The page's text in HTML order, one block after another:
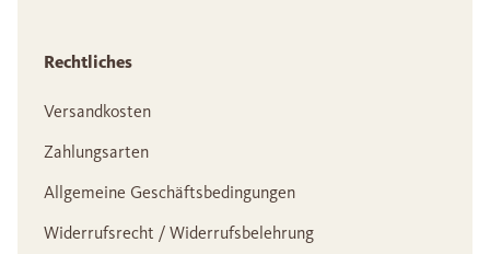
Rechtliches
Versandkosten
Zahlungsarten
Allgemeine Geschäftsbedingungen
Widerrufsrecht / Widerrufsbelehrung